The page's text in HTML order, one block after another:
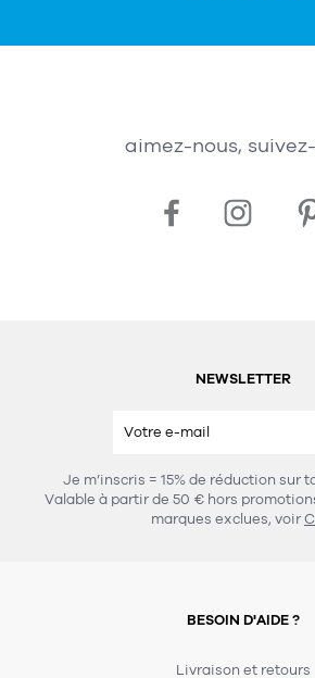
aimez-nous,
NEWSLETTER
Je m’inscris = 15% de réduction sur
Valable à partir de 50 € hors
marques exclues, voir
BESOIN D'AIDE ?
Livraison et retours